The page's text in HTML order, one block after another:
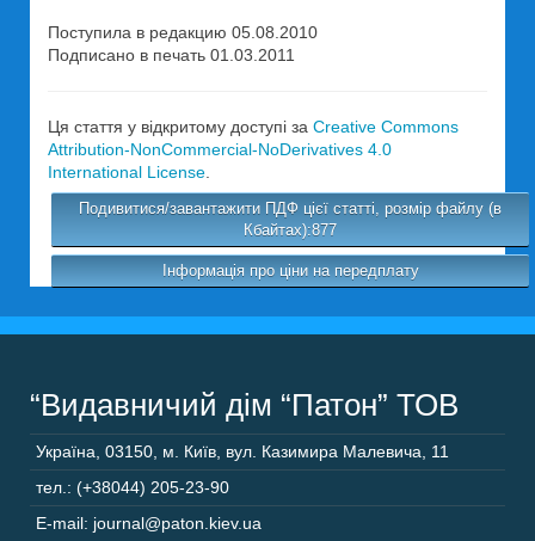
Поступила в редакцию 05.08.2010
Подписано в печать 01.03.2011
Ця стаття у відкритому доступі за Creative Commons
Attribution-NonCommercial-NoDerivatives 4.0
International License
Подивитися/завантажити ПДФ цієї статті, розмір файлу (в
Кбайтах):877
Інформація про ціни на передплату
“Видавничий дім “Патон” ТОВ
Україна 03150 м. Київ, вул. Казимира Малевича, 11
тел.: (+38044) 205-23-90
E-mail: journal@paton.kiev.ua